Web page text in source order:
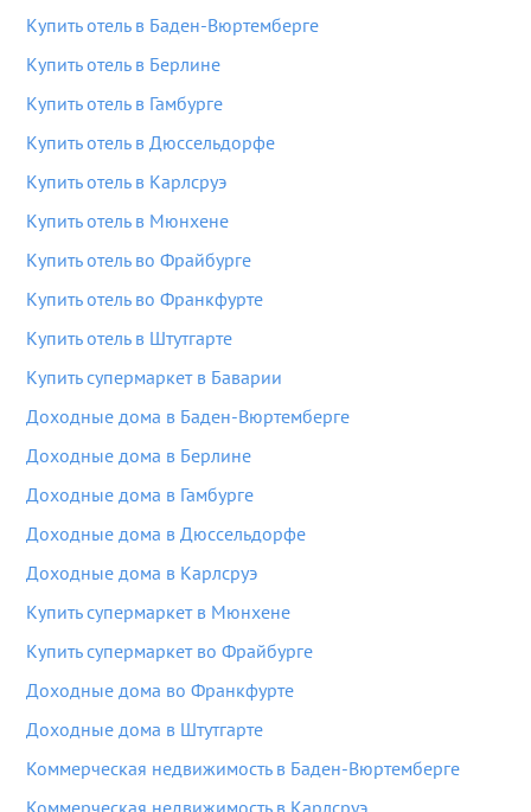
Купить отель в Баден-Вюртемберге
Купить отель в Берлине
Купить отель в Гамбурге
Купить отель в Дюссельдорфе
Купить отель в Карлсруэ
Купить отель в Мюнхене
Купить отель во Фрайбурге
Купить отель во Франкфурте
Купить отель в Штутгарте
Купить супермаркет в Баварии
Доходные дома в Баден-Вюртемберге
Доходные дома в Берлине
Доходные дома в Гамбурге
Доходные дома в Дюссельдорфе
Доходные дома в Карлсруэ
Купить супермаркет в Мюнхене
Купить супермаркет во Фрайбурге
Доходные дома во Франкфурте
Доходные дома в Штутгарте
Коммерческая недвижимость в Баден-Вюртемберге
Коммерческая недвижимость в Карлсруэ